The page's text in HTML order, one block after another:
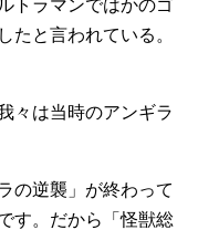
トラマンではかのゴ
たと言われている。
々は当時のアンギラ
の逆襲」が終わって
す。だから「怪獣総